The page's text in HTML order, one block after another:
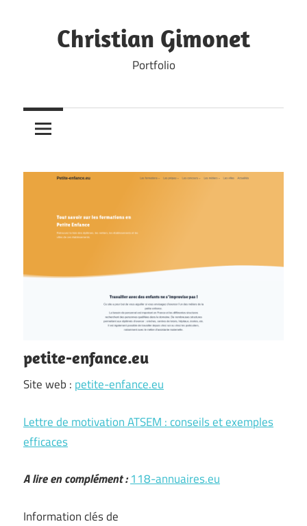
contentChristian Gimonet
Portfolio
petite-enfance.eu
Site web : petite-enfance.eu
Lettre de motivation ATSEM : conseils et exemples
efficaces
A lire en complément : 118-annuaires.eu
Information clés de